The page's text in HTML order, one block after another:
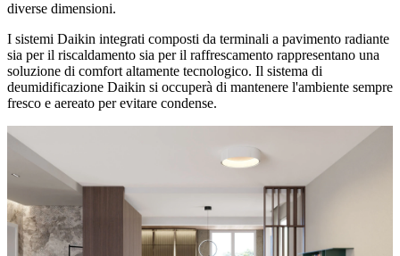
diverse dimensioni.
I sistemi Daikin integrati composti da terminali a pavimento radiante
sia per il riscaldamento sia per il raffrescamento rappresentano una
soluzione di comfort altamente tecnologico. Il sistema di
deumidificazione Daikin si occuperà di mantenere l'ambiente sempre
fresco e aereato per evitare condense.